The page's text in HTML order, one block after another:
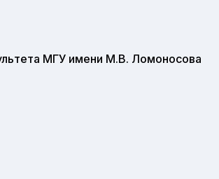
МГУ имени М.В. Ломоносова